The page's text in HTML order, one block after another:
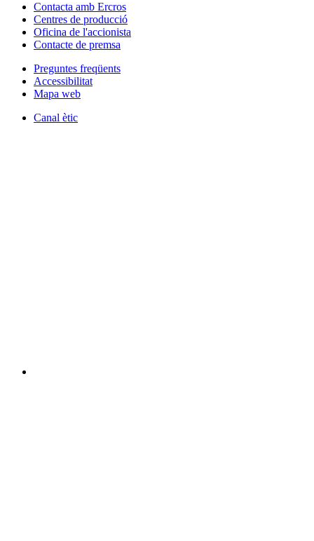
Contacta amb Ercros
Centres de producció
Oficina de l'accionista
Contacte de premsa
Preguntes freqüents
Accessibilitat
Mapa web
Canal ètic